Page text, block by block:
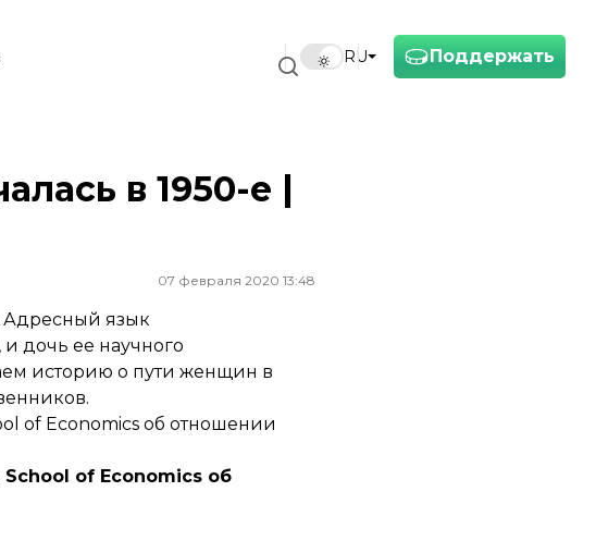
Поддержать
RU
в 1950-е |
07 февраля 2020 13:48
Адресный язык
дочь ее научного
историю о пути женщин в
of Economics об отношении
of Economics об